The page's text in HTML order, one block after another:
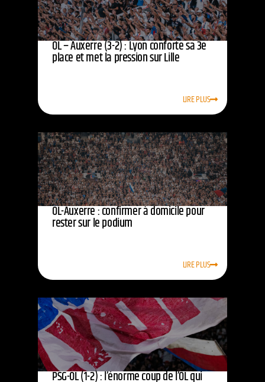
OL – Auxerre (3-2) : Lyon conforte sa 3e
place et met la pression sur Lille
LIRE PLUS
OL-Auxerre : confirmer à domicile pour
rester sur le podium
LIRE PLUS
PSG-OL (1-2) : l’énorme coup de l’OL qui